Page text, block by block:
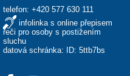
telefon: +420 577 630 111
infolinka s online přepisem
řeči pro osoby s postižením
sluchu
datová schránka: ID: 5ttb7bs